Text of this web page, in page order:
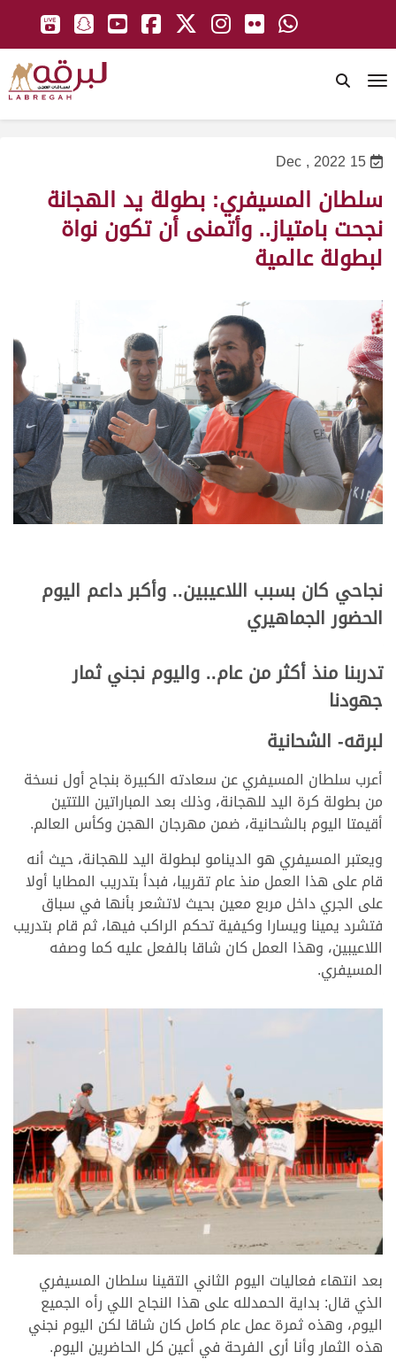
15 Dec , 2022
سلطان المسيفري: بطولة يد الهجانة
نجحت بامتياز.. وأتمنى أن تكون نواة
لبطولة عالمية
نجاحي كان بسبب اللاعيبين.. وأكبر داعم اليوم
الحضور الجماهيري
تدربنا منذ أكثر من عام.. واليوم نجني ثمار
جهودنا
لبرقه- الشحانية
أعرب سلطان المسيفري عن سعادته الكبيرة بنجاح أول نسخة
من بطولة كرة اليد للهجانة، وذلك بعد المباراتين اللتتين
أقيمتا اليوم بالشحانية، ضمن مهرجان الهجن وكأس العالم.
ويعتبر المسيفري هو الدينامو لبطولة اليد للهجانة، حيث أنه
قام على هذا العمل منذ عام تقريبا، فبدأ بتدريب المطايا أولا
على الجري داخل مربع معين بحيث لاتشعر بأنها في سباق
فتشرد يمينا ويسارا وكيفية تحكم الراكب فيها، ثم قام بتدريب
اللاعيبين، وهذا العمل كان شاقا بالفعل عليه كما وصفه
المسيفري.
بعد انتهاء فعاليات اليوم الثاني التقينا سلطان المسيفري
الذي قال: بداية الحمدلله على هذا النجاح اللي رأه الجميع
اليوم، وهذه ثمرة عمل عام كامل كان شاقا لكن اليوم نجني
هذه الثمار وأنا أرى الفرحة في أعين كل الحاضرين اليوم.